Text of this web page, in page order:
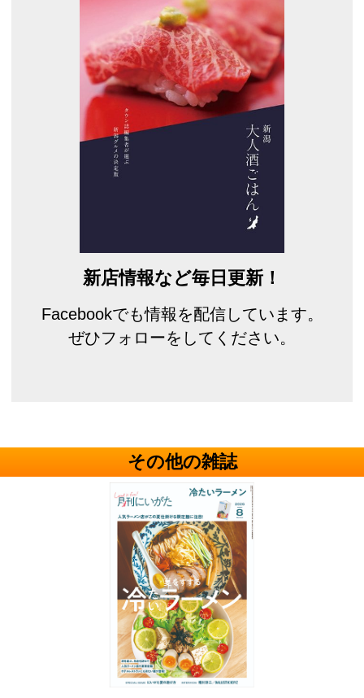
新店情報など毎日更新！
Facebookでも情報を配信しています。
ぜひフォローをしてください。
その他の雑誌